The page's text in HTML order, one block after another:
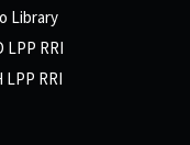
Library
LPP RRI
LPP RRI